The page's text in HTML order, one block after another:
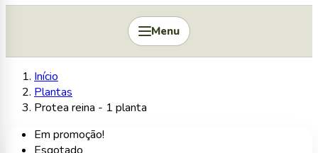
Menu
Início
Plantas
Protea reina - 1 planta
Em promoção!
Esgotado